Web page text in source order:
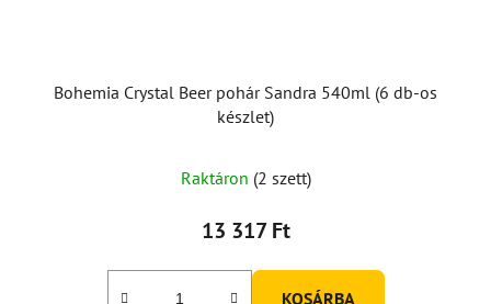
Bohemia Crystal Beer pohár Sandra 540ml (6 db-os
készlet)
Raktáron (2 szett)
13 317 Ft
KOSÁRBA